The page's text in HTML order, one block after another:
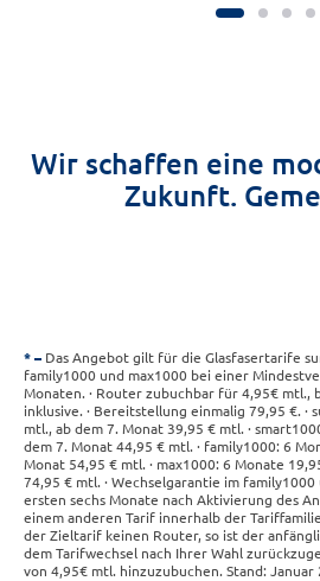
Wir schaffen eine
Zukunft.
*
Das Angebot gilt für die Glasfasertarife
family1000 und max1000 bei einer
Monaten. · Router zubuchbar für 4,95€ mtl.,
inklusive. · Bereitstellung einmalig 79,95 €. ·
mtl., ab dem 7. Monat 39,95 € mtl. ·
dem 7. Monat 44,95 € mtl. · family1000: 6
Monat 54,95 € mtl. · max1000: 6 Monate
74,95 € mtl. · Wechselgarantie im
ersten sechs Monate nach Aktivierung des
einem anderen Tarif innerhalb der
der Zieltarif keinen Router, so ist der
dem Tarifwechsel nach Ihrer Wahl
von 4,95€ mtl. hinzuzubuchen. Stand: Januar